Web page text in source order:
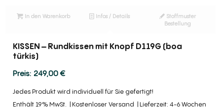
In den Warenkorb Infos / Details
Stoffmuster
Bestellung
KISSEN – Rundkissen mit Knopf D119G (boa
türkis)
249,00€
Jedes Produkt wird individuell für Sie gefertigt!
Enthält 19% MwSt.
Kostenloser Versand Lieferzeit: 4-6 Wochen